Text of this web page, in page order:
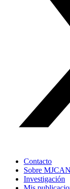
Contacto
Sobre
Investigación